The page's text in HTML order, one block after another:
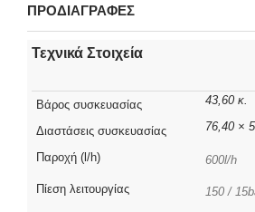
ΠΡΟΔΙΑΓΡΑΦΕΣ
Τεχνικά Στοιχεία
Βάρος συσκευασίας 43,60 κ.
Διαστάσεις συσκευασίας 76,40 ×
Παροχή (l/h) 600l/h
Πίεση λειτουργίας 150 /